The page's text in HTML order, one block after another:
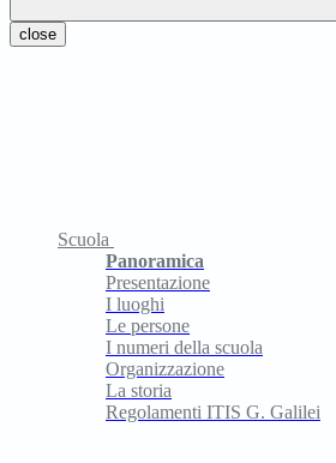
close
Scuola
Panoramica
Presentazione
I luoghi
Le persone
I numeri della scuola
Organizzazione
La storia
Regolamenti ITIS G. Galilei